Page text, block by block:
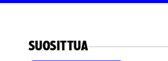
SUOSITTUA